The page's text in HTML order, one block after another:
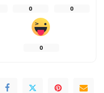
0 0
0